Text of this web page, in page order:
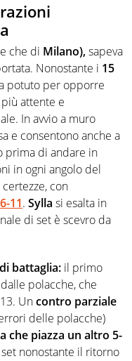
che di Milano),sapeva
Nonostante i 15
potuto per opporre
attente e
In avvio a muro
e consentono anche a
prima di andare in
in ogni angolo del
con
11. Sylla si esalta in
di set è scevro da
battaglia: il primo
polacche, che
Uncontro parziale
delle polacche)
che piazza un altro 5-
nonostante il ritorno